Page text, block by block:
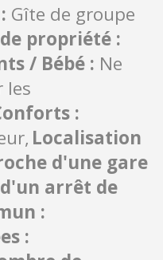
: Gîte de groupe
propriété :
/ Bébé : Ne
les
:
Localisation
d'une gare
arrêt de
:
: